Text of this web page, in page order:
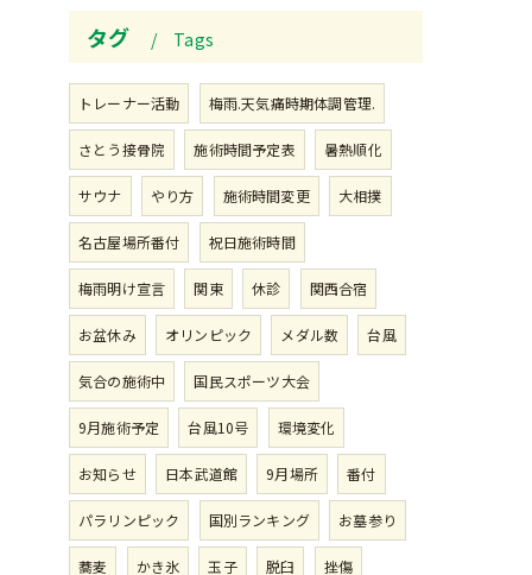
タグ Tags
トレーナー活動 梅雨.天気痛時期体調管理.
さとう接骨院 施術時間予定表 暑熱順化
サウナ やり方 施術時間変更 大相撲
名古屋場所番付 祝日施術時間
梅雨明け宣言 関東 休診 関西合宿
お盆休み オリンピック メダル数 台風
気合の施術中 国民スポーツ大会
9月施術予定 台風10号 環境変化
お知らせ 日本武道館 9月場所 番付
パラリンピック 国別ランキング お墓参り
蕎麦 かき氷 玉子 脱臼 挫傷